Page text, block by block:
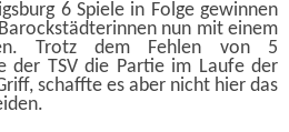
6 Spiele in Folge gewinnen
nun mit einem
Trotz dem Fehlen von 5
der TSV die Partie im Laufe der
schaffte es aber nicht hier das